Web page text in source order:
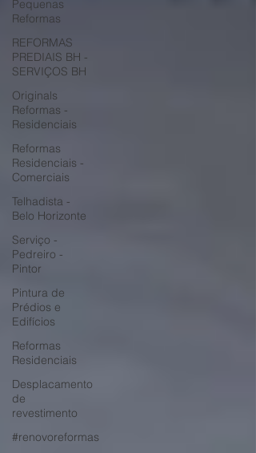
Pequenas
Reformas
REFORMAS
PREDIAIS BH -
SERVIÇOS BH
Originals
Reformas -
Residenciais
Reformas
Residenciais -
Comerciais
Telhadista -
Belo Horizonte
Serviço -
Pedreiro -
Pintor
Pintura de
Prédios e
Edifícios
Reformas
Residenciais
Desplacamento
de
revestimento
#renovoreformas